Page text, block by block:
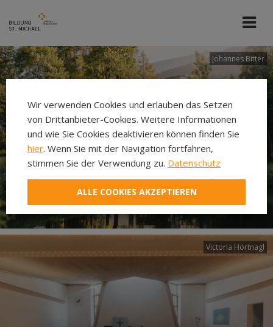
Johannes Bitter
Victoria Hörtnagl
Wir verwenden Cookies und erlauben das Setzen
von Drittanbieter-Cookies. Weitere Informationen
und wie Sie Cookies deaktivieren können finden Sie
hier. Wenn Sie mit der Navigation fortfahren,
stimmen Sie der Verwendung zu. Datenschutz
ALLE COOKIES AKZEPTIEREN